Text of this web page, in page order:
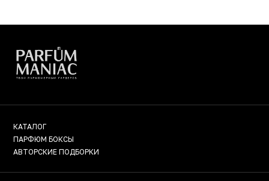
КАТАЛОГ
ПАРФЮМ БОКСЫ
АВТОРСКИЕ ПОДБОРКИ